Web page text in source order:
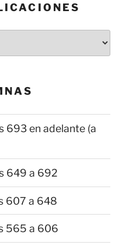
693 en adelante (a
649 a 692
607 a 648
565 a 606